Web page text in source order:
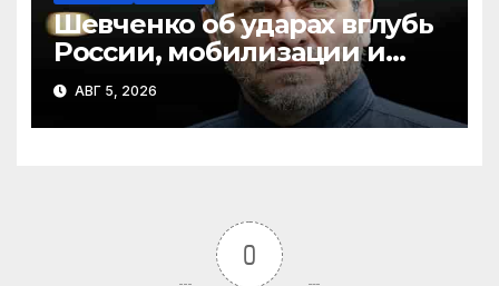
Шевченко об ударах вглубь
России, мобилизации и
топливном кризисе /
Специнтервью
АВГ 5, 2026
0